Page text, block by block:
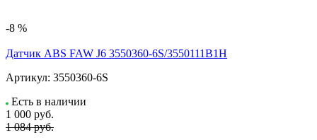
-8 %
Датчик ABS FAW J6 3550360-6S/3550111B1H
Артикул: 3550360-6S
Есть в наличии
1 000 руб.
1 084 руб.